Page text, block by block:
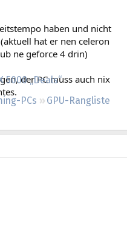
5000 „Deals“
PCs
GPU-Rangliste
haben und nicht
hat er nen celeron
ne geforce 4 drin)
der PC muss auch nix